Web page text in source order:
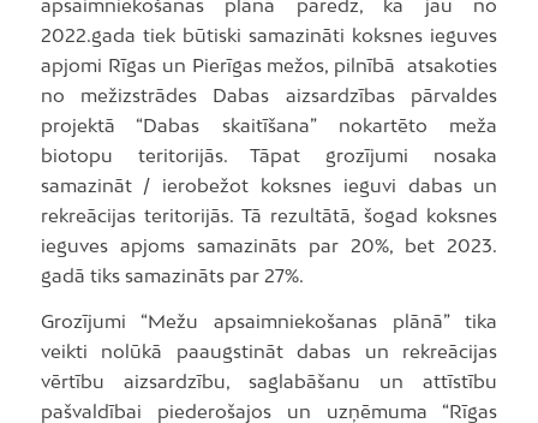
apsaimniekošanas plānā paredz, ka jau no
2022.gada tiek būtiski samazināti koksnes ieguves
apjomi Rīgas un Pierīgas mežos, pilnībā atsakoties
no mežizstrādes Dabas aizsardzības pārvaldes
projektā “Dabas skaitīšana” nokartēto meža
biotopu teritorijās. Tāpat grozījumi nosaka
samazināt / ierobežot koksnes ieguvi dabas un
rekreācijas teritorijās. Tā rezultātā, šogad koksnes
ieguves apjoms samazināts par 20%, bet 2023.
gadā tiks samazināts par 27%.
Grozījumi “Mežu apsaimniekošanas plānā” tika
veikti nolūkā paaugstināt dabas un rekreācijas
vērtību aizsardzību, saglabāšanu un attīstību
pašvaldībai piederošajos un uzņēmuma “Rīgas